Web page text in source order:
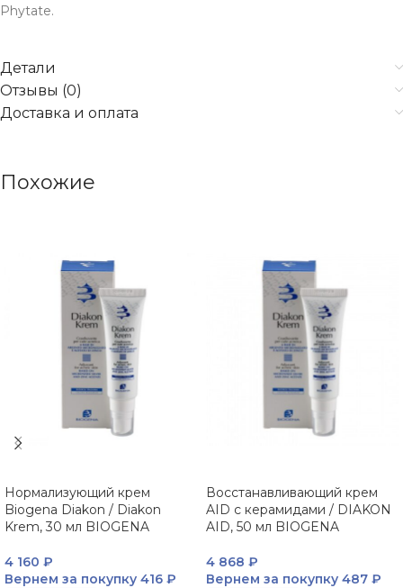
Phytate.
Детали
Отзывы (0)
Доставка и оплата
Похожие
Нормализующий крем
Biogena Diakon / Diakon
Krem, 30 мл BIOGENA
4 160 ₽
Вернем за покупку 416 ₽
Восстанавливающий крем
AID с керамидами / DIAKON
AID, 50 мл BIOGENA
4 868 ₽
Вернем за покупку 487 ₽